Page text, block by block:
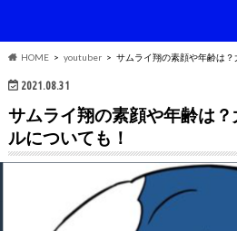
HOME youtuber サムライ翔の素顔や年齢は？
2021.08.31
サムライ翔の素顔や年齢は
ルについても！